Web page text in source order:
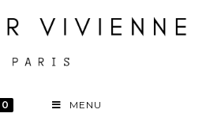
0 MENU